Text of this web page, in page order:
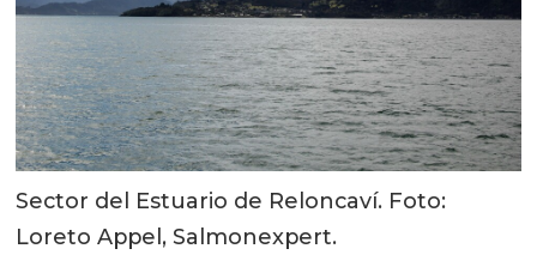
Sector del Estuario de Reloncaví. Foto:
Loreto Appel, Salmonexpert.